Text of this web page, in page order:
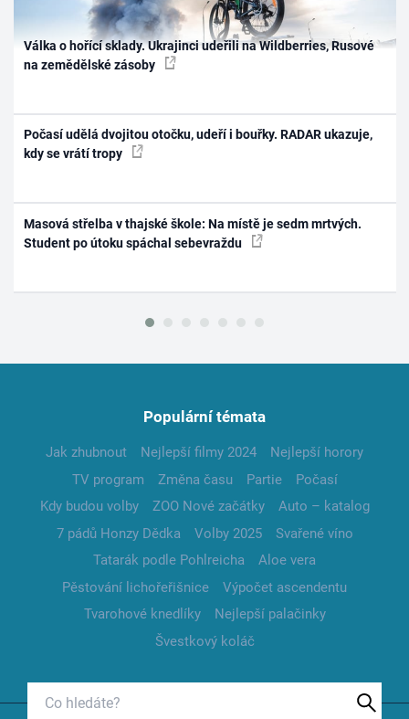
Válka o hořící sklady. Ukrajinci udeřili na Wildberries, Rusové
na zemědělské zásoby
Počasí udělá dvojitou otočku, udeří i bouřky. RADAR ukazuje,
kdy se vrátí tropy
Masová střelba v thajské škole: Na místě je sedm mrtvých.
Student po útoku spáchal sebevraždu
Populární témata
Jak zhubnout Nejlepší filmy 2024
Nejlepší horory
TV program
Změna času Partie
Počasí
Kdy budou volby
ZOO Nové začátky
Auto – katalog
7 pádů Honzy Dědka
Volby 2025
Svařené víno
Tatarák podle Pohlreicha
Aloe vera
Pěstování lichořeřišnice
Výpočet ascendentu
Tvarohové knedlíky
Nejlepší palačinky
Švestkový koláč